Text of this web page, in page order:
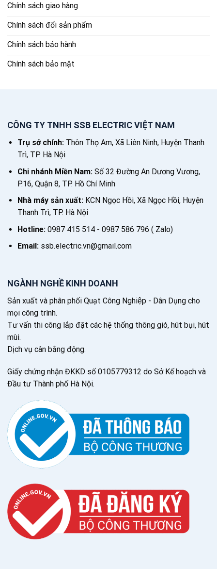
Chính sách giao hàng
Chính sách đổi sản phẩm
Chính sách bảo hành
Chính sách bảo mật
CÔNG TY TNHH SSB ELECTRIC VIỆT NAM
Trụ sở chính:Thôn Thọ Am, Xã Liên Ninh, Huyện Thanh
Trì, TP. Hà Nội
Chi nhánh Miền Nam:Số 32 Đường An Dương Vương,
P.16, Quận 8, TP. Hồ Chí Minh
Nhà máy sản xuất:KCN Ngọc Hồi, Xã Ngọc Hồi, Huyện
Thanh Trì, TP. Hà Nội
Hotline:0987 415 514 - 0987 586 796 ( Zalo)
Email:ssb.electric.vn@gmail.com
NGÀNH NGHỀ KINH DOANH
Sản xuất và phân phối Quạt Công Nghiệp - Dân Dụng cho
mọi công trình.
Tư vấn thi công lắp đặt các hệ thống thông gió, hút bụi, hút
mùi.
Dịch vụ cân bằng động.
Giấy chứng nhận ĐKKD số 0105779312 do Sở Kế hoạch và
Đầu tư Thành phố Hà Nội.